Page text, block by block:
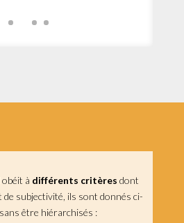
à différents critères dont
subjectivité, ils sont donnés ci-
être hiérarchisés :